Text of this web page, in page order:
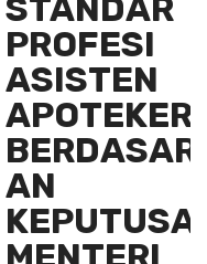
STANDAR
PROFESI
ASISTEN
APOTEKER
AN